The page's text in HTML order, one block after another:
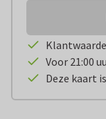
Voor 21:00
Deze kaart